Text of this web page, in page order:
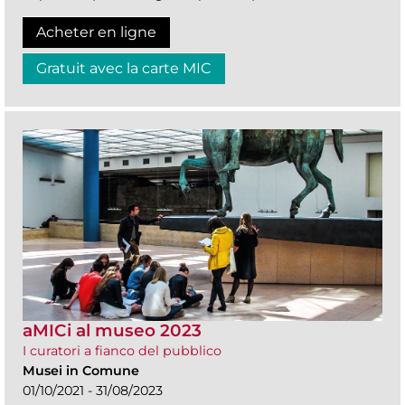
Acheter en ligne
Gratuit avec la carte MIC
aMICi al museo 2023
I curatori a fianco del pubblico
Musei in Comune
01/10/2021 - 31/08/2023